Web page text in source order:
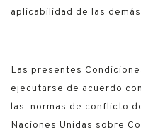
aplicabilidad de las
Las presentes
ejecutarse de acuerdo
las normas de conflicto
Naciones Unidas sobre